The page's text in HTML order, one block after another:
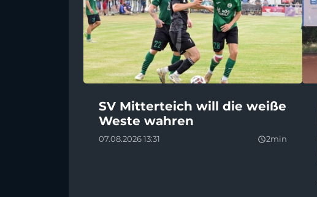
SV Mitterteich will die weiße
Weste wahren
07.08.2026 13:31 query_builder2min